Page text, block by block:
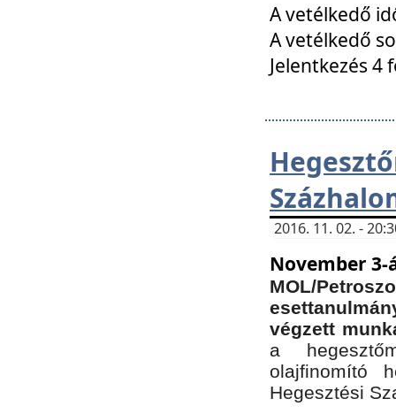
A vetélkedő
A vetélkedő
Jelentkezés 4
2016. 11. 02. -
November
MOL/
végzett
a
olajfinomító
Hegesztési